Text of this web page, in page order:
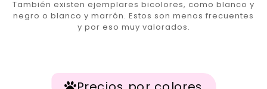
También existen ejemplares bicolores, como blanco y
negro o blanco y marrón. Estos son menos frecuentes
y por eso muy valorados.